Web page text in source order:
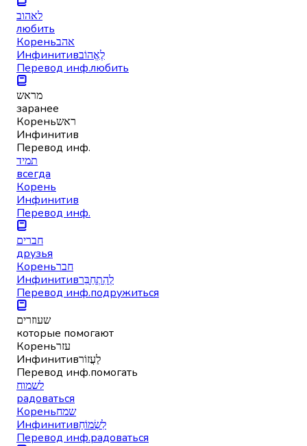
לאהוב
любить
Кореньאהב
Инфинитивלֶאֱהוֹב
Перевод инф.любить
מראש
заранее
Кореньראש
Инфинитив
Перевод инф.
תמיד
всегда
Корень
Инфинитив
Перевод инф.
חברים
друзья
Кореньחבר
Инфинитивלְהִתְחַבֵּר
Перевод инф.подружиться
שעוזרים
которые помогают
Кореньעזר
Инфинитивלַעֲזוֹר
Перевод инф.помогать
לשמוח
радоваться
Кореньשמח
Инфинитивלִשְׂמוֹחַ
Перевод инф.радоваться